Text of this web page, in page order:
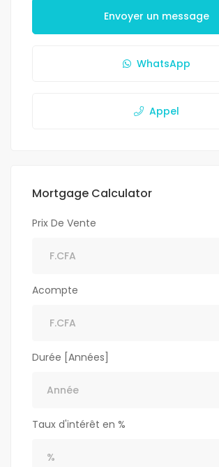
Envoyer un message
WhatsApp
Appel
Mortgage Calculator
Prix De Vente
Acompte
Durée [Années]
Taux d'intérêt en %